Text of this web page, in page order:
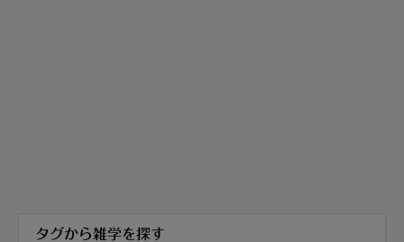
タグから雑学を探す